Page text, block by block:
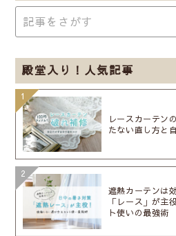
殿堂入り！人気記事
レースカーテン
たない直し方と
遮熱カーテンは
「レース」が主
ト使いの最強術